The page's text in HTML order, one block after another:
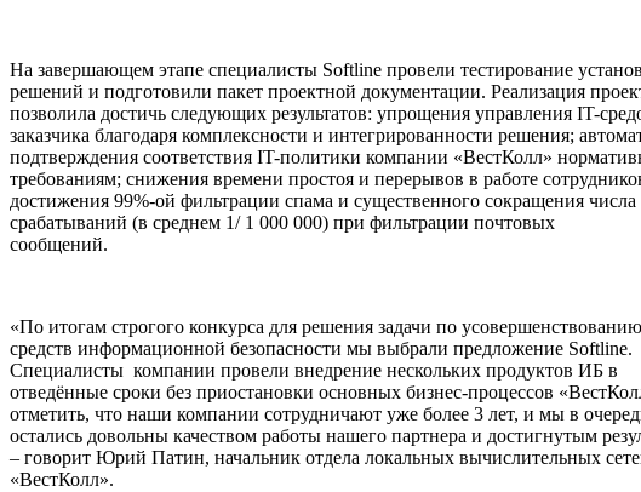
На завершающем этапе специалисты Softline провели тестирование
решений и подготовили пакет проектной документации. Реализация
позволила достичь следующих результатов: упрощения управления IT-
заказчика благодаря комплексности и интегрированности решения;
подтверждения соответствия IT-политики компании «ВестКолл»
требованиям; снижения времени простоя и перерывов в работе
достижения 99%-ой фильтрации спама и существенного сокращения
срабатываний (в среднем 1/ 1 000 000) при фильтрации почтовых
сообщений.
«По итогам строгого конкурса для решения задачи по усовершенствованию
средств информационной безопасности мы выбрали предложение Softline.
Специалисты компании провели внедрение нескольких продуктов ИБ в
отведённые сроки без приостановки основных бизнес-процессов
отметить, что наши компании сотрудничают уже более 3 лет, и мы в
остались довольны качеством работы нашего партнера и достигнутым
– говорит Юрий Патин, начальник отдела локальных вычислительных
«ВестКолл».